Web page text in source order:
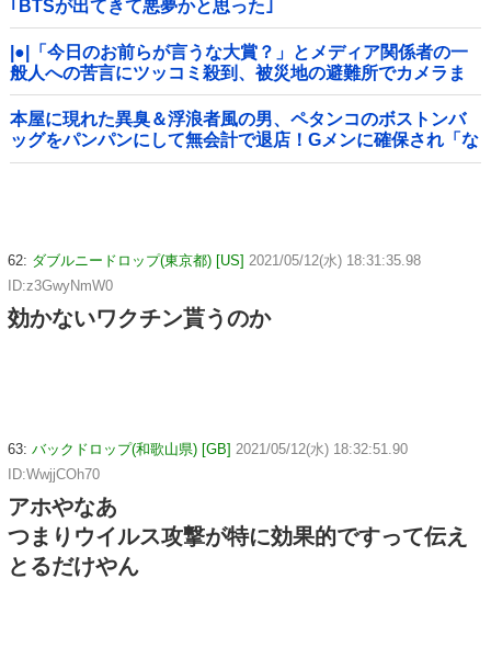
｢BTSが出てきて悪夢かと思った｣
|●|「今日のお前らが言うな大賞？」とメディア関係者の一
般人への苦言にツッコミ殺到、被災地の避難所でカメラま
わすのは……
本屋に現れた異臭＆浮浪者風の男、ペタンコのボストンバ
ッグをパンパンにして無会計で退店！Gメンに確保され「な
んで？」と本気で困惑ｗｗｗ
62: ダブルニードロップ(東京都) [US] 2021/05/12(水) 18:31:35.98
ID:z3GwyNmW0
効かないワクチン貰うのか
63: バックドロップ(和歌山県) [GB] 2021/05/12(水) 18:32:51.90
ID:WwjjCOh70
アホやなあ
つまりウイルス攻撃が特に効果的ですって伝え
とるだけやん